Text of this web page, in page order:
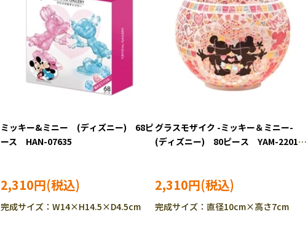
ミッキー&ミニー (ディズニー) 68ピ
ース HAN-07635
2,310円
完成サイズ：W14×H14.5×D4.5cm
グラスモザイク -ミッキー＆ミニー-
(ディズニー) 80ピース YAM-2201-
2,310円
完成サイズ：直径10cm×高さ7cm